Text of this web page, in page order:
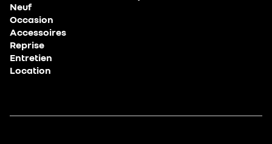
Neuf
Occasion
Accessoires
Reprise
Entretien
Location